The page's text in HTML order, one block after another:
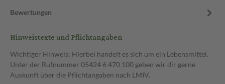
Bewertungen
Hinweistexte und Pflichtangaben
Wichtiger Hinweis: Hierbei handelt es sich um ein Lebensmittel.
Unter der Rufnummer 05424 6 470 100 geben wir dir gerne
Auskunft über die Pflichtangaben nach LMIV.